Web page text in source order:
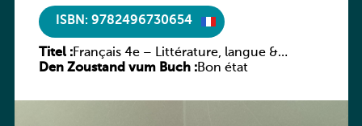
ISBN: 9782496730654
Titel :Français 4e – Littérature, langue &
méthodes
Den Zoustand vum Buch :Bon état